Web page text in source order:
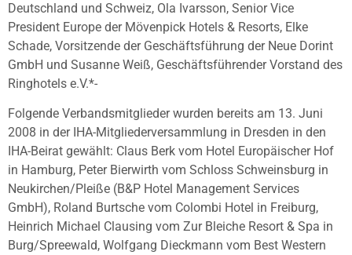
Deutschland und Schweiz, Ola Ivarsson, Senior Vice
President Europe der Mövenpick Hotels & Resorts, Elke
Schade, Vorsitzende der Geschäftsführung der Neue Dorint
GmbH und Susanne Weiß, Geschäftsführender Vorstand des
Ringhotels e.V.*-
Folgende Verbandsmitglieder wurden bereits am 13. Juni
2008 in der IHA-Mitgliederversammlung in Dresden in den
IHA-Beirat gewählt: Claus Berk vom Hotel Europäischer Hof
in Hamburg, Peter Bierwirth vom Schloss Schweinsburg in
Neukirchen/Pleiße (B&P Hotel Management Services
GmbH), Roland Burtsche vom Colombi Hotel in Freiburg,
Heinrich Michael Clausing vom Zur Bleiche Resort & Spa in
Burg/Spreewald, Wolfgang Dieckmann vom Best Western